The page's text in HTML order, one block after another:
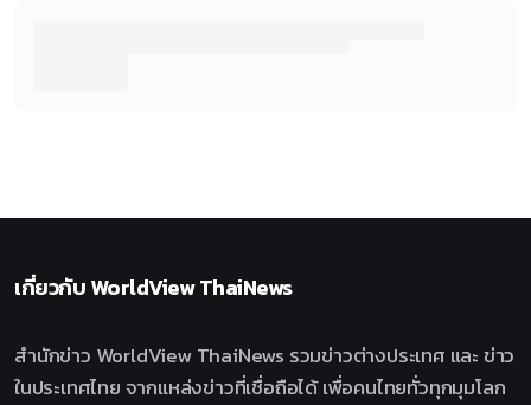
เกี่ยวกับWorldView ThaiNews
สำนักข่าว WorldView ThaiNews รวมข่าวต่างประเทศ และ ข่าว
ในประเทศไทย จากแหล่งข่าวที่เชื่อถือได้ เพื่อคนไทยทั่วทุกมุมโลก